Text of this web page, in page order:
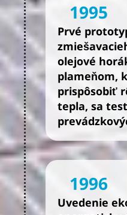
1995
Prvé
olejové
plameňom,
prispôsobiť
tepla, sa
1996
Uvedenie